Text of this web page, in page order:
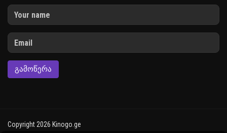
ᲒᲐᲛᲝᲬᲔᲠᲐ
Copyright 2026 Kinogo.ge